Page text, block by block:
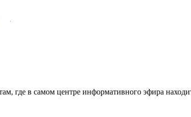
где в самом центре информативного эфира